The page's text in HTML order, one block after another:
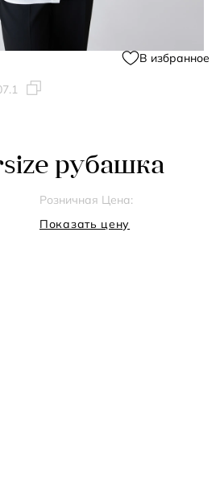
В избранное
рубашка
Розничная Цена:
Показать цену